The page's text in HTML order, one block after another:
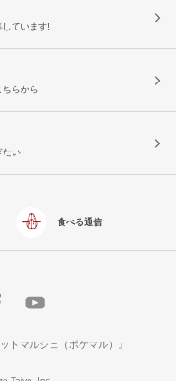
しています!
ちらから
たい
食べる通信
トマルシェ（ポケマル）』